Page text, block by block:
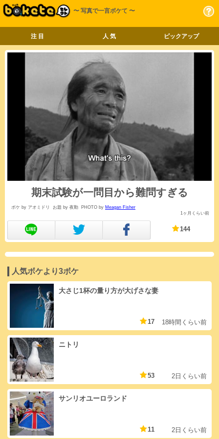
〜 写真で一言ボケて 〜
注 目 人 気 ピックアップ
期末試験が一問目から難問すぎる
ボケ by アオミドリ お題 by 夜勤 PHOTO by Meagan Fisher
1ヶ月くらい前
144
人気ボケより3ボケ
大さじ1杯の量り方が大げさな妻
17 18時間くらい前
ニトリ
53 2日くらい前
サンリオユーロランド
11 2日くらい前